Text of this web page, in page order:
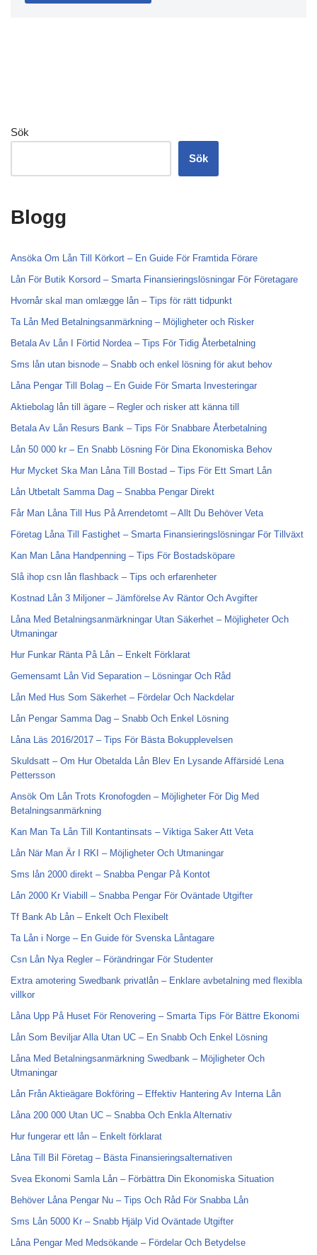
Sök
Sök
Blogg
Ansöka Om Lån Till Körkort – En Guide För Framtida Förare
Lån För Butik Korsord – Smarta Finansieringslösningar För Företagare
Hvornår skal man omlægge lån – Tips för rätt tidpunkt
Ta Lån Med Betalningsanmärkning – Möjligheter och Risker
Betala Av Lån I Förtid Nordea – Tips För Tidig Återbetalning
Sms lån utan bisnode – Snabb och enkel lösning för akut behov
Låna Pengar Till Bolag – En Guide För Smarta Investeringar
Aktiebolag lån till ägare – Regler och risker att känna till
Betala Av Lån Resurs Bank – Tips För Snabbare Återbetalning
Lån 50 000 kr – En Snabb Lösning För Dina Ekonomiska Behov
Hur Mycket Ska Man Låna Till Bostad – Tips För Ett Smart Lån
Lån Utbetalt Samma Dag – Snabba Pengar Direkt
Får Man Låna Till Hus På Arrendetomt – Allt Du Behöver Veta
Företag Låna Till Fastighet – Smarta Finansieringslösningar För Tillväxt
Kan Man Låna Handpenning – Tips För Bostadsköpare
Slå ihop csn lån flashback – Tips och erfarenheter
Kostnad Lån 3 Miljoner – Jämförelse Av Räntor Och Avgifter
Låna Med Betalningsanmärkningar Utan Säkerhet – Möjligheter Och
Utmaningar
Hur Funkar Ränta På Lån – Enkelt Förklarat
Gemensamt Lån Vid Separation – Lösningar Och Råd
Lån Med Hus Som Säkerhet – Fördelar Och Nackdelar
Lån Pengar Samma Dag – Snabb Och Enkel Lösning
Låna Läs 2016/2017 – Tips För Bästa Bokupplevelsen
Skuldsatt – Om Hur Obetalda Lån Blev En Lysande Affärsidé Lena
Pettersson
Ansök Om Lån Trots Kronofogden – Möjligheter För Dig Med
Betalningsanmärkning
Kan Man Ta Lån Till Kontantinsats – Viktiga Saker Att Veta
Lån När Man Är I RKI – Möjligheter Och Utmaningar
Sms lån 2000 direkt – Snabba Pengar På Kontot
Lån 2000 Kr Viabill – Snabba Pengar För Oväntade Utgifter
Tf Bank Ab Lån – Enkelt Och Flexibelt
Ta Lån i Norge – En Guide för Svenska Låntagare
Csn Lån Nya Regler – Förändringar För Studenter
Extra amotering Swedbank privatlån – Enklare avbetalning med flexibla
villkor
Låna Upp På Huset För Renovering – Smarta Tips För Bättre Ekonomi
Lån Som Beviljar Alla Utan UC – En Snabb Och Enkel Lösning
Låna Med Betalningsanmärkning Swedbank – Möjligheter Och
Utmaningar
Lån Från Aktieägare Bokföring – Effektiv Hantering Av Interna Lån
Låna 200 000 Utan UC – Snabba Och Enkla Alternativ
Hur fungerar ett lån – Enkelt förklarat
Låna Till Bil Företag – Bästa Finansieringsalternativen
Svea Ekonomi Samla Lån – Förbättra Din Ekonomiska Situation
Behöver Låna Pengar Nu – Tips Och Råd För Snabba Lån
Sms Lån 5000 Kr – Snabb Hjälp Vid Oväntade Utgifter
Låna Pengar Med Medsökande – Fördelar Och Betydelse